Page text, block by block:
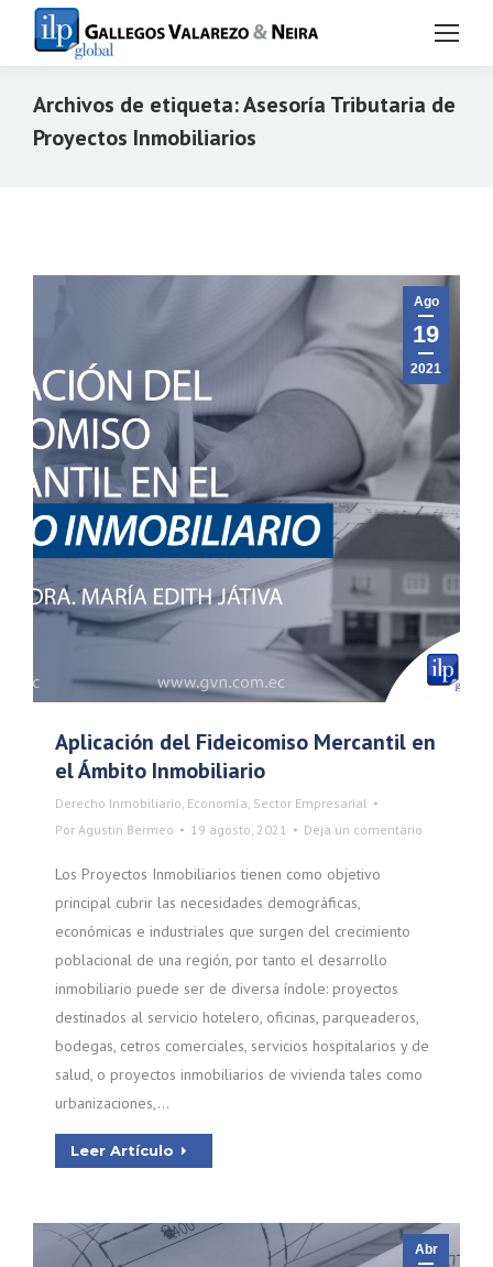
Archivos de etiqueta:Asesoría Tributaria de
Proyectos Inmobiliarios
Ago
19
2021
Aplicación del Fideicomiso Mercantil en
el Ámbito Inmobiliario
Derecho Inmobiliario, Economía, Sector Empresarial
Por Agustin Bermeo 19 agosto, 2021 Deja un comentario
Los Proyectos Inmobiliarios tienen como objetivo
principal cubrir las necesidades demográficas,
económicas e industriales que surgen del crecimiento
poblacional de una región, por tanto el desarrollo
inmobiliario puede ser de diversa índole: proyectos
destinados al servicio hotelero, oficinas, parqueaderos,
bodegas, cetros comerciales, servicios hospitalarios y de
salud, o proyectos inmobiliarios de vivienda tales como
urbanizaciones,…
Leer Artículo
Abr